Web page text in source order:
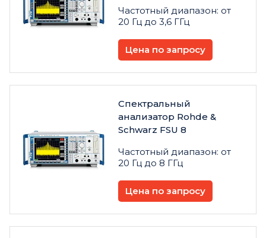
Частотный диапазон: от
20 Гц до 3,6 ГГц
Цена по запросу
Спектральный
анализатор Rohde &
Schwarz FSU 8
Частотный диапазон: от
20 Гц до 8 ГГц
Цена по запросу